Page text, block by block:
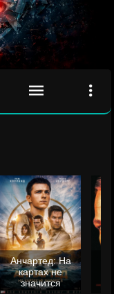
Анчартед: На
картах не
значится